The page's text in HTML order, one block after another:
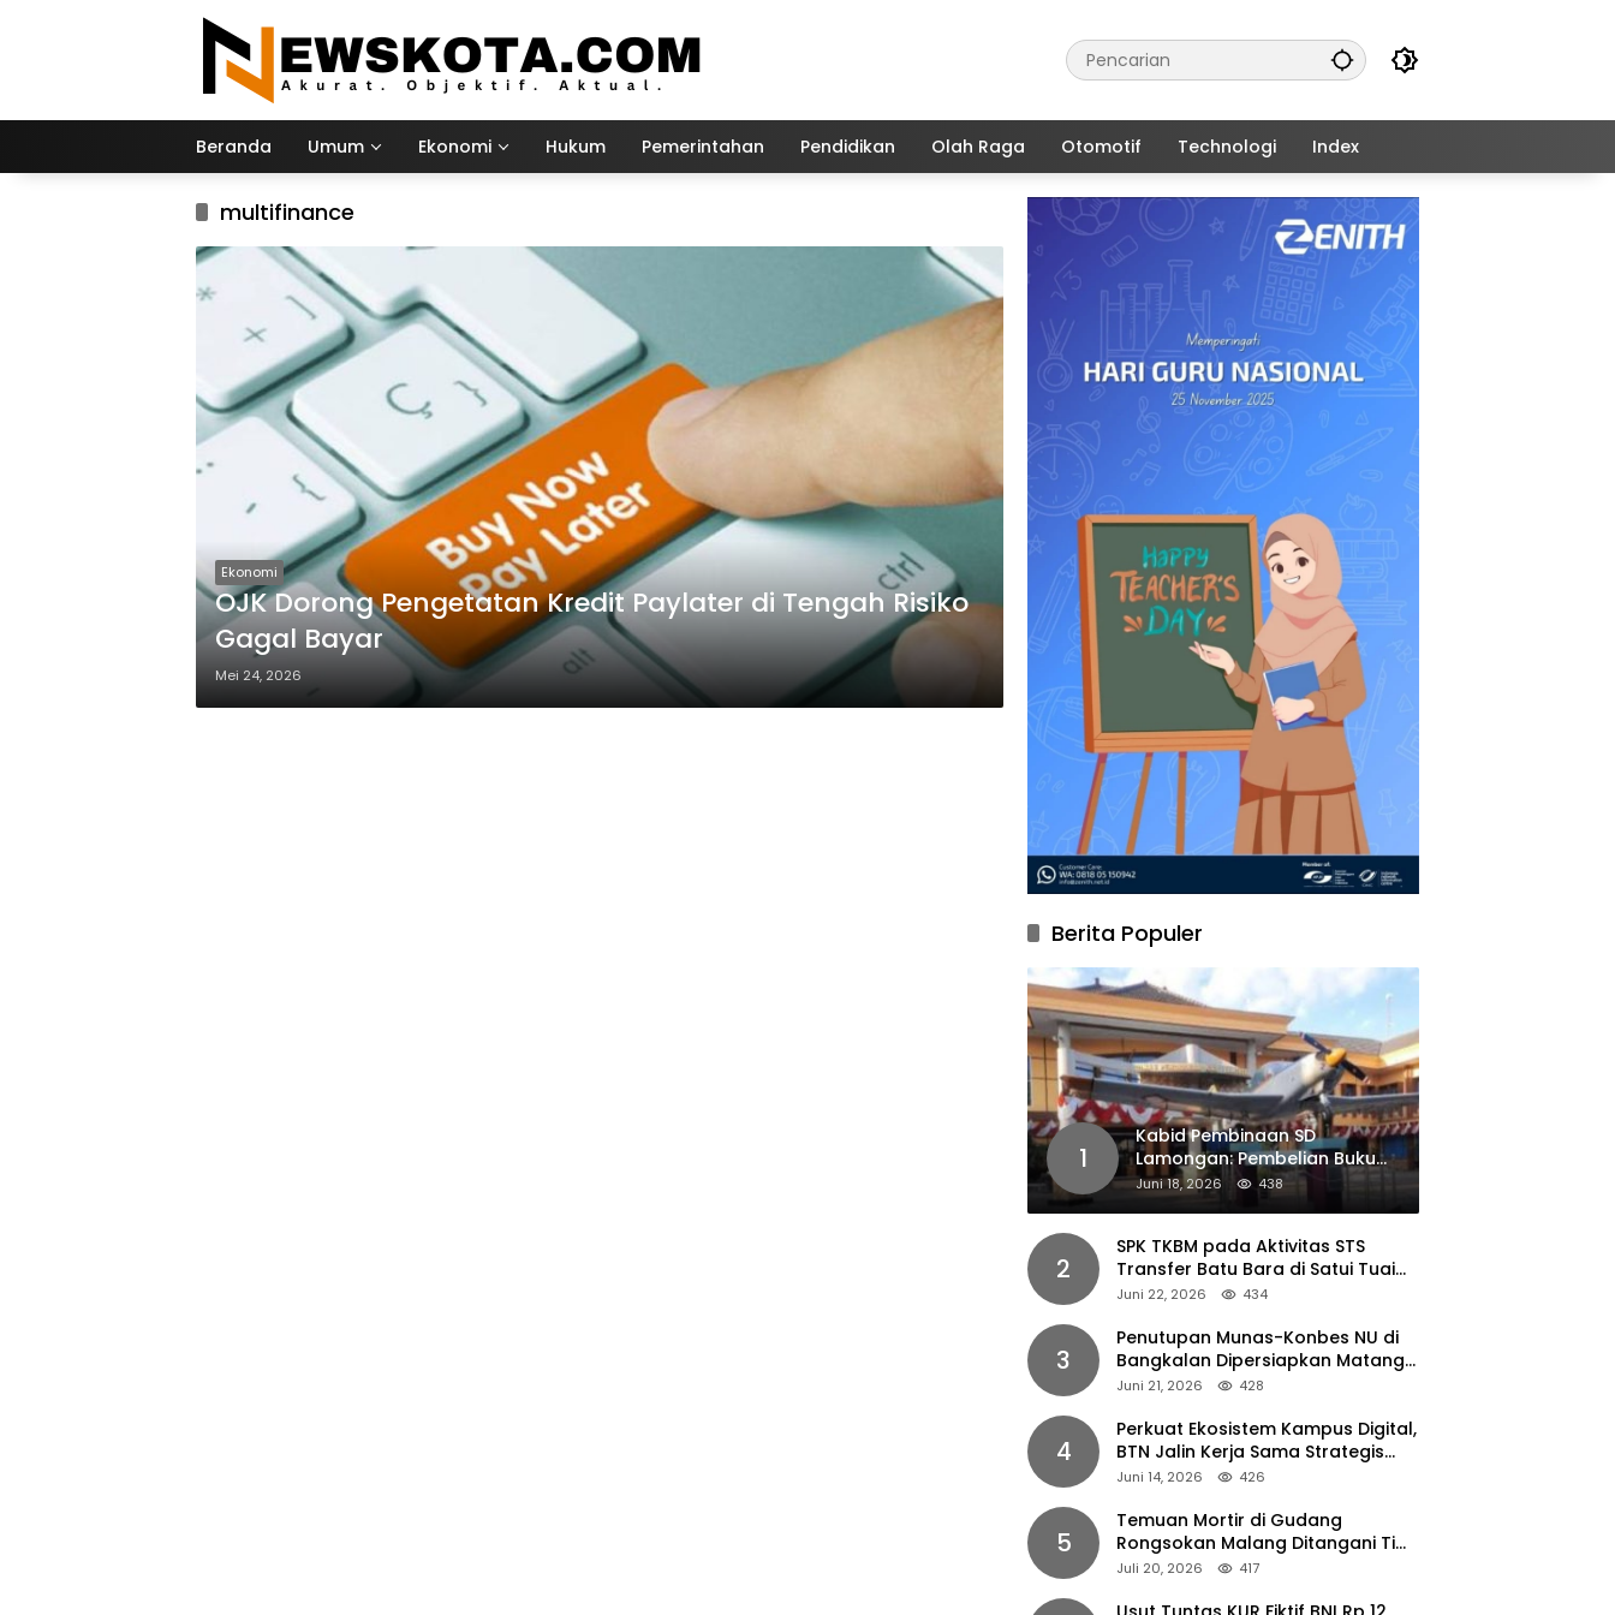
Beranda Umum Ekonomi Hukum Pemerintahan Pendidikan Olah Raga Otomotif Technologi Index
multifinance
Ekonomi
OJK Dorong Pengetatan Kredit Paylater di Tengah Risiko
Gagal Bayar
Mei 24, 2026
Berita Populer
1
Kabid Pembinaan SD
Lamongan: Pembelian Buku
Pendamping Tidak Boleh
Dipaksakan
Juni 18, 2026 438
2
SPK TKBM pada Aktivitas STS
Transfer Batu Bara di Satui Tuai
Sorotan
Juni 22, 2026 434
3
Penutupan Munas-Konbes NU di
Bangkalan Dipersiapkan Matang,
Gus Ipul Turun Tangan
Juni 21, 2026 428
4
Perkuat Ekosistem Kampus Digital,
BTN Jalin Kerja Sama Strategis
dengan UNAIR
Juni 14, 2026 426
5
Temuan Mortir di Gudang
Rongsokan Malang Ditangani Tim
Gegana Polda Jatim
Juli 20, 2026 417